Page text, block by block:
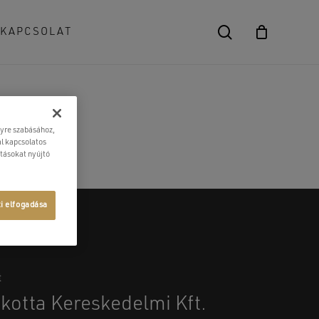
KAPCSOLAT search
Kereskedelmi Kft.
szabásához,
kapcsolatos
nyújtó
elfogadása